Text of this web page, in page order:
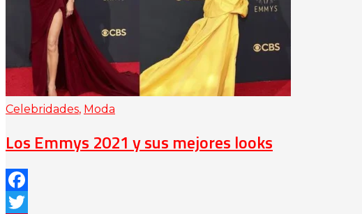
Celebridades, Moda
Los Emmys 2021 y sus mejores looks
Facebook